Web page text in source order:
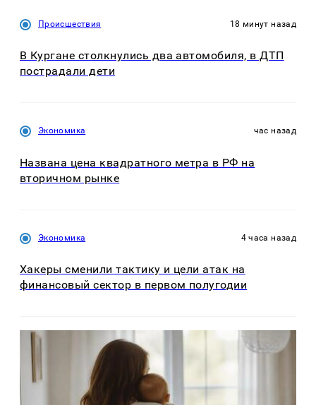
Происшествия 18 минут назад
В Кургане столкнулись два автомобиля, в ДТП
пострадали дети
Экономика час назад
Названа цена квадратного метра в РФ на
вторичном рынке
Экономика 4 часа назад
Хакеры сменили тактику и цели атак на
финансовый сектор в первом полугодии